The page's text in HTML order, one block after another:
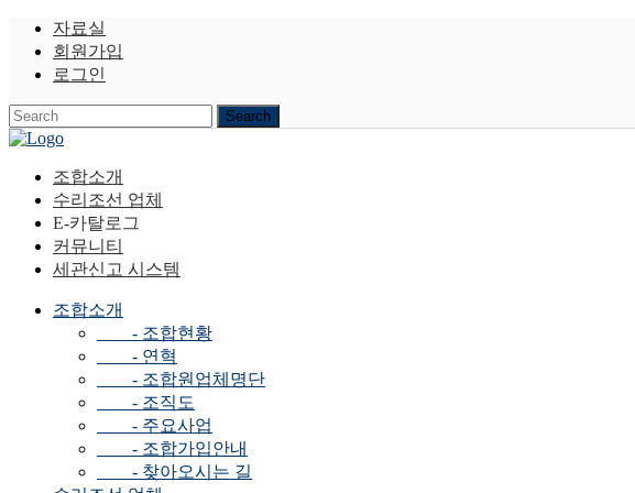
자료실
회원가입
로그인
조합소개
수리조선 업체
E-카탈로그
커뮤니티
세관신고 시스템
조합소개
- 조합현황
- 연혁
- 조합원업체명단
- 조직도
- 주요사업
- 조합가입안내
- 찾아오시는 길